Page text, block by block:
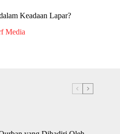
Keadaan Lapar?
Media